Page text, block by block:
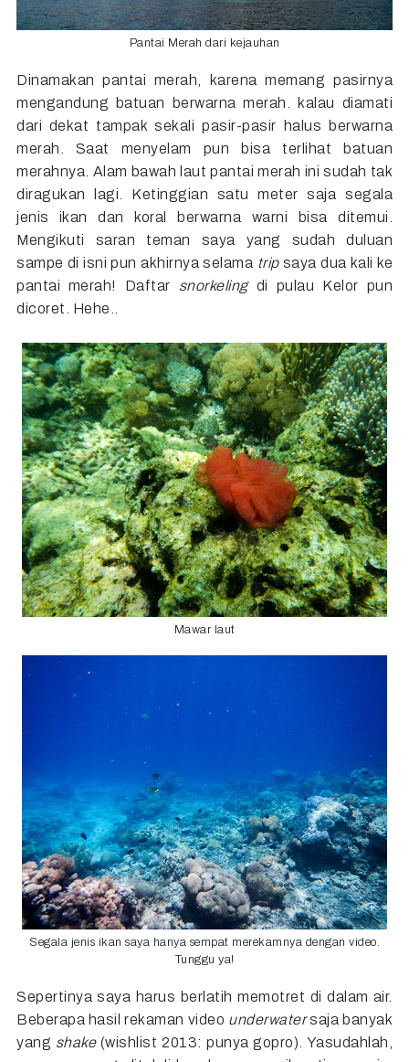
Pantai Merah dari kejauhan
Dinamakan pantai merah, karena memang pasirnya
mengandung batuan berwarna merah. kalau diamati
dari dekat tampak sekali pasir-pasir halus berwarna
merah. Saat menyelam pun bisa terlihat batuan
merahnya. Alam bawah laut pantai merah ini sudah tak
diragukan lagi. Ketinggian satu meter saja segala
jenis ikan dan koral berwarna warni bisa ditemui.
Mengikuti saran teman saya yang sudah duluan
sampe di isni pun akhirnya selama tripsaya dua kali ke
pantai merah! Daftar snorkelingdi pulau Kelor pun
dicoret. Hehe..
Mawar laut
Segala jenis ikan saya hanya sempat merekamnya dengan video.
Tunggu ya!
Sepertinya saya harus berlatih memotret di dalam air.
Beberapa hasil rekaman video underwatersaja banyak
yang shake (wishlist 2013: punya gopro). Yasudahlah,